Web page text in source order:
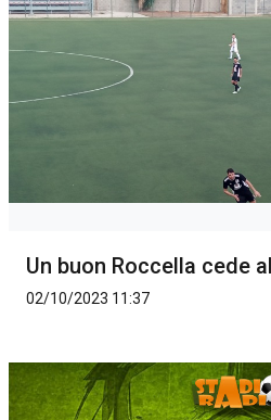
Un buon Roccella cede
02/10/2023 11:37